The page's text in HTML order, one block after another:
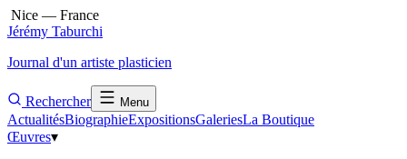
Nice — France
Jérémy Taburchi
Journal d'un artiste plasticien
Rechercher Menu
ActualitésBiographieExpositionsGaleriesLa Boutique
Œuvres▾